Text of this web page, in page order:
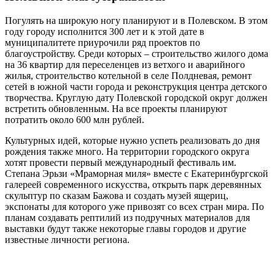
Погулять на широкую ногу планируют и в Полевском. В этом
году городу исполнится 300 лет и к этой дате в
муниципалитете приурочили ряд проектов по
благоустройству. Среди которых – строительство жилого дома
на 36 квартир для переселенцев из ветхого и аварийного
жилья, строительство котельной в селе Полдневая, ремонт
сетей в южной части города и реконструкция центра детского
творчества. Круглую дату Полевской городской округ должен
встретить обновленным. На все проекты планируют
потратить около 600 млн рублей.
Культурных идей, которые нужно успеть реализовать до дня
рождения также много. На территории городского округа
хотят провести первый международный фестиваль им.
Степана Эрьзи «Мраморная миля» вместе с Екатеринбургской
галереей современного искусства, открыть парк деревянных
скульптур по сказам Бажова и создать музей ящериц,
экспонаты для которого уже привозят со всех стран мира. По
планам создавать рептилий из подручных материалов для
выставки будут также некоторые главы городов и другие
известные личности региона.